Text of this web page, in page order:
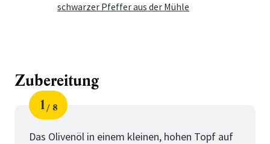
schwarzer Pfeffer aus der Mühle
Zubereitung
Schritt
1
von
8
Das Olivenöl in einem kleinen, hohen Topf auf